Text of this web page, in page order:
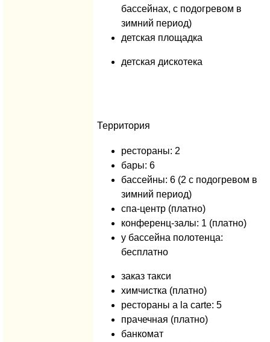
бассейнах, с подогревом в
зимний период)
детская площадка
детская дискотека
Территория
рестораны: 2
бары: 6
бассейны: 6 (2 с подогревом в
зимний период)
спа-центр (платно)
конференц-залы: 1 (платно)
у бассейна полотенца:
бесплатно
заказ такси
химчистка (платно)
рестораны a la carte: 5
прачечная (платно)
банкомат